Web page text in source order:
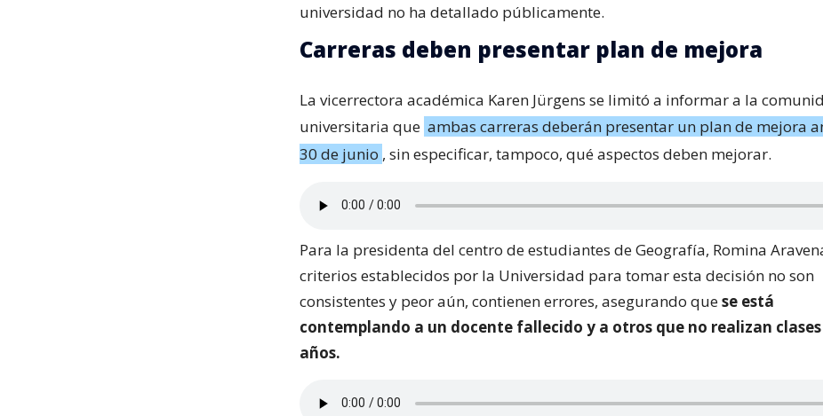
universidad no ha detallado públicamente.
Carreras deben presentar plan de mejora
La vicerrectora académica Karen Jürgens se limitó a informar a la
universitaria que ambas carreras deberán presentar un plan de mejora
30 de junio , sin especificar, tampoco, qué aspectos deben mejorar.
Para la presidenta del centro de estudiantes de Geografía, Romina
criterios establecidos por la Universidad para tomar esta decisión no son
consistentes y peor aún, contienen errores, asegurando quese está
contemplando a un docente fallecido y a otros que no realizan
años.